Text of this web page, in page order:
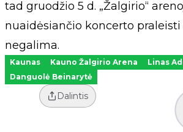
tad gruodžio 5 d. „Žalgirio“
nuaidėsiančio koncerto praleisti
negalima.
Kaunas Kauno Žalgirio Arena
Linas
Danguolė Beinarytė
Dalintis